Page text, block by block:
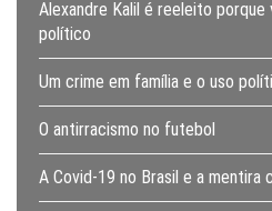
Alexandre Kalil é reeleito porque
político
Um crime em família e o uso
O antirracismo no futebol
A Covid-19 no Brasil e a mentira